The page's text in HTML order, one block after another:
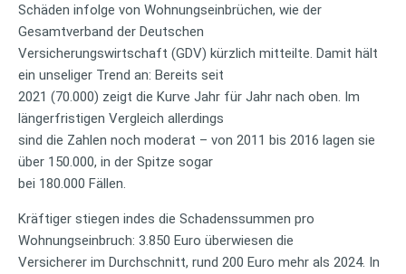
Schäden infolge von Wohnungseinbrüchen, wie der
Gesamtverband der Deutschen
Versicherungswirtschaft (GDV) kürzlich mitteilte. Damit hält
ein unseliger Trend an: Bereits seit
2021 (70.000) zeigt die Kurve Jahr für Jahr nach oben. Im
längerfristigen Vergleich allerdings
sind die Zahlen noch moderat – von 2011 bis 2016 lagen sie
über 150.000, in der Spitze sogar
bei 180.000 Fällen.
Kräftiger stiegen indes die Schadenssummen pro
Wohnungseinbruch: 3.850 Euro überwiesen die
Versicherer im Durchschnitt, rund 200 Euro mehr als 2024. In